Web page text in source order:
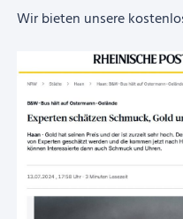
Wir bieten unsere